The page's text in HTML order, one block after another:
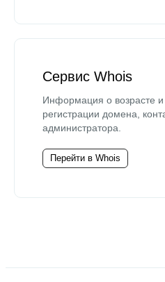
Сервис Whois
Информация о возрасте и
регистрации домена,
администратора.
Перейти в Whois